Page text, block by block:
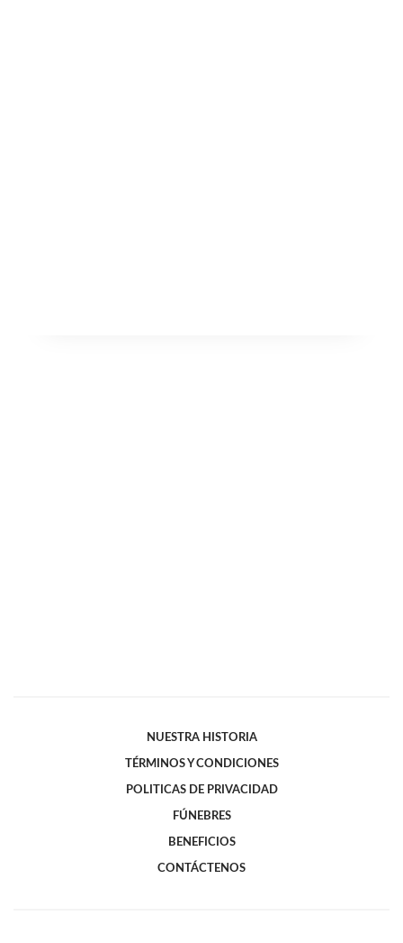
NUESTRA HISTORIA
TÉRMINOS Y CONDICIONES
POLITICAS DE PRIVACIDAD
FÚNEBRES
BENEFICIOS
CONTÁCTENOS